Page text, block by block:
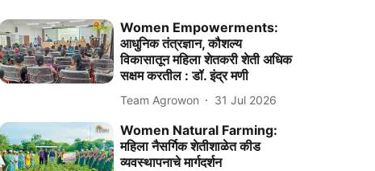
Women Empowerments:
आधुनिक तंत्रज्ञान, कौशल्य
विकासातून महिला शेतकरी शेती अधिक
सक्षम करतील : डॉ. इंद्र मणी
Team Agrowon 31 Jul 2026
Women Natural Farming:
महिला नैसर्गिक शेतीशाळेत कीड
व्यवस्थापनाचे मार्गदर्शन